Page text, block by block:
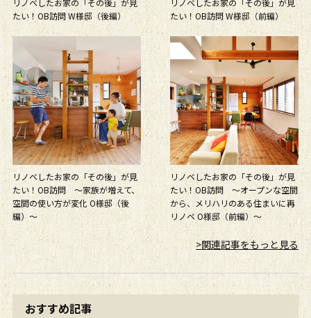
たい！OB訪問 W様邸（後編）
たい！OB訪問 W様邸（前編）
リノベしたお家の「その後」が見
たい！OB訪問 ～家族が増えて、
空間の使い方が変化 O様邸（後
編）～
リノベしたお家の「その後」が見
たい！OB訪問 ～オープンな空間
から、メリハリのある住まいに再
リノベ O様邸（前編）～
>関連記事をもっと見る
おすすめ記事